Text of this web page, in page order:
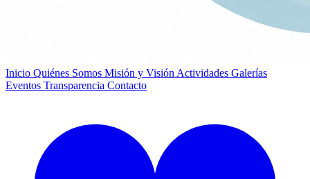
Inicio Quiénes Somos Misión y Visión Actividades Galerías
Eventos Transparencia Contacto